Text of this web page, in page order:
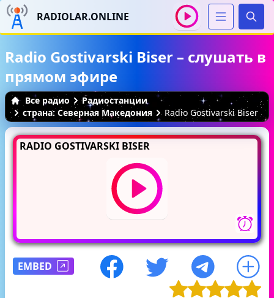
RADIOLAR.ONLINE
Radio Gostivarski Biser – слушать в
прямом эфире
Все радио
Радиостанции
страна: Северная Македония
Radio Gostivarski Biser
RADIO GOSTIVARSKI BISER
EMBED